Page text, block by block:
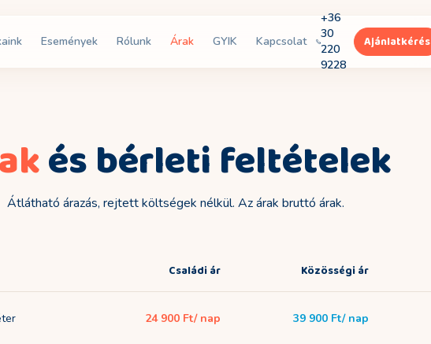
Események Rólunk Árak GYIK Kapcsolat
+36
30
220
9228
Ajánlatkérés
és bérleti feltételek
Átlátható árazás, rejtett költségek nélkül. Az árak bruttó árak.
Családi ár Közösségi ár
24 900 Ft/ nap 39 900 Ft/ nap